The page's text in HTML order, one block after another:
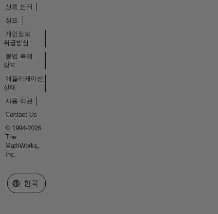
신뢰 센터
상표
개인정보
취급방침
불법 복제
방지
애플리케이션
상태
사용 약관
Contact Us
© 1994-2026
The
MathWorks,
Inc.
웹사이트 선택
한국